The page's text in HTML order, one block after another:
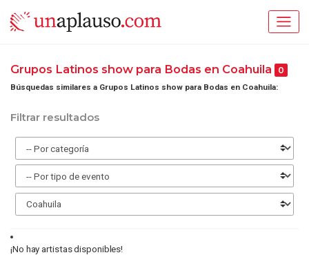
Grupos Latinos show para Bodas en Coahuila 0
Búsquedas similares a Grupos Latinos show para Bodas en Coahuila:
Filtrar resultados
¡No hay artistas disponibles!